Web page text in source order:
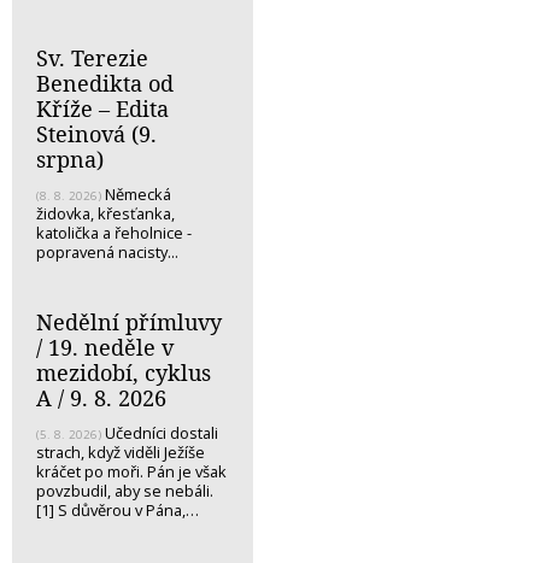
Sv. Terezie
Benedikta od
Kříže – Edita
Steinová (9.
srpna)
(8. 8. 2026) Německá
židovka, křesťanka,
katolička a řeholnice -
popravená nacisty...
Nedělní přímluvy
/ 19. neděle v
mezidobí, cyklus
A / 9. 8. 2026
(5. 8. 2026) Učedníci dostali
strach, když viděli Ježíše
kráčet po moři. Pán je však
povzbudil, aby se nebáli.
[1] S důvěrou v Pána,…